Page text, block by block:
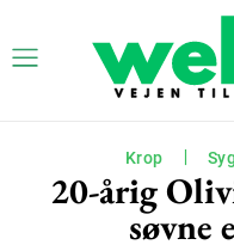
Krop
20-årig
søvne